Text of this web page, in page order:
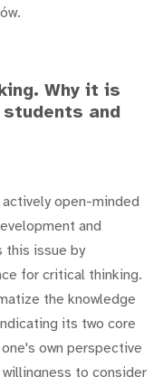
Why it is
and
open-minded
and
issue by
for critical thinking.
the knowledge
its two core
own perspective
to consider